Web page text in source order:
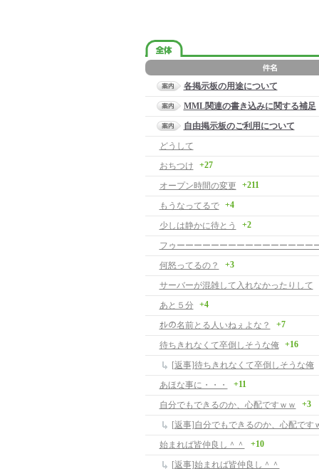
各掲示板の用途について
MML関連の書き込みに関する補足
自由掲示板のご利用について
どうして
おちつけ
+27
オープン時間の変更 +211
もうなってるで +4
少しは静かに待とう +2
何怒ってるの？ +3
サーバーが混雑して入れなかったりして
あと５分 +4
ｵﾚの名前とる人いねぇよな？ +7
待ちきれなくて卒倒しそうな俺 +16
[返事]待ちきれなくて卒倒しそうな俺
あほな事に・・・
+11
自分でもできるのか、心配ですｗｗ +3
[返事]自分でもできるのか、心配です
始まれば皆仲良し＾＾
+10
[返事]始まれば皆仲良し＾＾